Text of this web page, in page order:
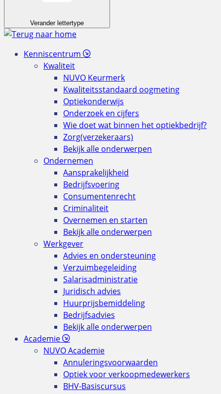
Verander lettertype
Kenniscentrum
Kwaliteit
NUVO Keurmerk
Kwaliteitsstandaard oogmeting
Optiekonderwijs
Onderzoek en cijfers
Wie doet wat binnen het optiekbedrijf?
Zorg(verzekeraars)
Bekijk alle onderwerpen
Ondernemen
Aansprakelijkheid
Bedrijfsvoering
Consumentenrecht
Criminaliteit
Overnemen en starten
Bekijk alle onderwerpen
Werkgever
Advies en ondersteuning
Verzuimbegeleiding
Salarisadministratie
Juridisch advies
Huurprijsbemiddeling
Bedrijfsadvies
Bekijk alle onderwerpen
Academie
NUVO Academie
Annuleringsvoorwaarden
Optiek voor verkoopmedewerkers
BHV-Basiscursus